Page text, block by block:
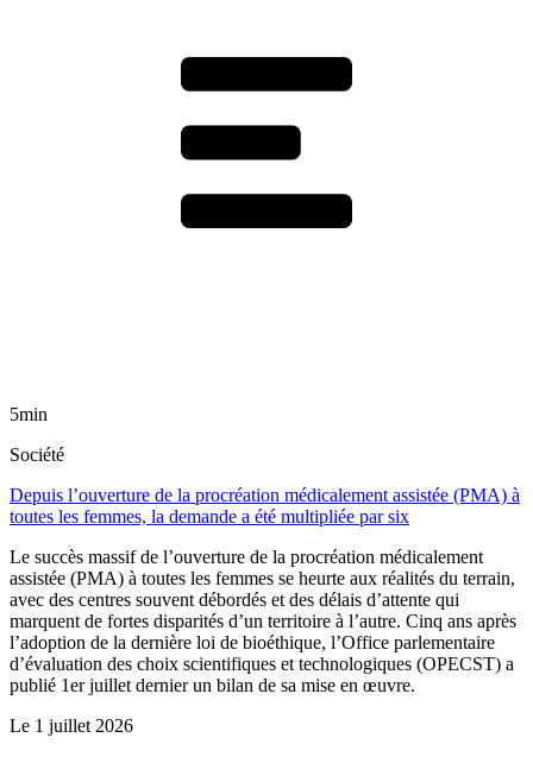
5min
Société
Depuis l’ouverture de la procréation médicalement assistée (PMA) à
toutes les femmes, la demande a été multipliée par six
Le succès massif de l’ouverture de la procréation médicalement
assistée (PMA) à toutes les femmes se heurte aux réalités du terrain,
avec des centres souvent débordés et des délais d’attente qui
marquent de fortes disparités d’un territoire à l’autre. Cinq ans après
l’adoption de la dernière loi de bioéthique, l’Office parlementaire
d’évaluation des choix scientifiques et technologiques (OPECST) a
publié 1er juillet dernier un bilan de sa mise en œuvre.
Le 1 juillet 2026